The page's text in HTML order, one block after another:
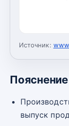
Источник:
выпуск